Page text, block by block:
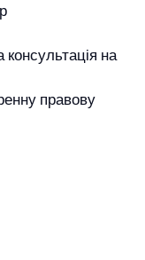
консультація на
правову